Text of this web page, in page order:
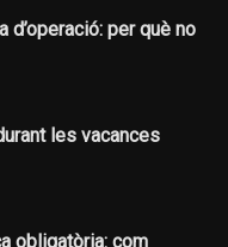
d’operació: per què no
les vacances
obligatòria: com